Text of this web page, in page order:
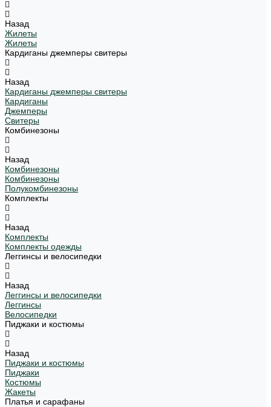
Назад
Жилеты
Жилеты
Кардиганы джемперы свитеры
Назад
Кардиганы джемперы свитеры
Кардиганы
Джемперы
Свитеры
Комбинезоны
Назад
Комбинезоны
Комбинезоны
Полукомбинезоны
Комплекты
Назад
Комплекты
Комплекты одежды
Леггинсы и велосипедки
Назад
Леггинсы и велосипедки
Леггинсы
Велосипедки
Пиджаки и костюмы
Назад
Пиджаки и костюмы
Пиджаки
Костюмы
Жакеты
Платья и сарафаны